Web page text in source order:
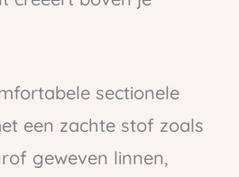
sectionele
een zachte stof zoals
geweven linnen,